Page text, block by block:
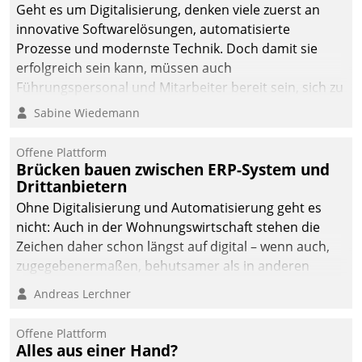
Geht es um Digitalisierung, denken viele zuerst an
innovative Softwarelösungen, automatisierte
Prozesse und modernste Technik. Doch damit sie
erfolgreich sein kann, müssen auch
Führungspersonal und Mitarbeiter bereit sein, sich zu
verändern und anzupassen, sonst werden sie an ihr
Sabine Wiedemann
Offene Plattform
Brücken bauen zwischen ERP-System und
Drittanbietern
Ohne Digitalisierung und Automatisierung geht es
nicht: Auch in der Wohnungswirtschaft stehen die
Zeichen daher schon längst auf digital – wenn auch,
zugegebenermaßen, behutsamer als in anderen
Branchen.
Andreas Lerchner
Offene Plattform
Alles aus einer Hand?